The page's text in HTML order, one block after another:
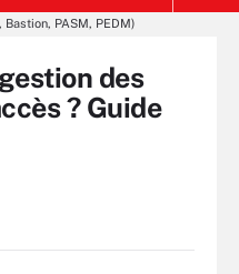
Bastion, PASM, PEDM)
des
? Guide